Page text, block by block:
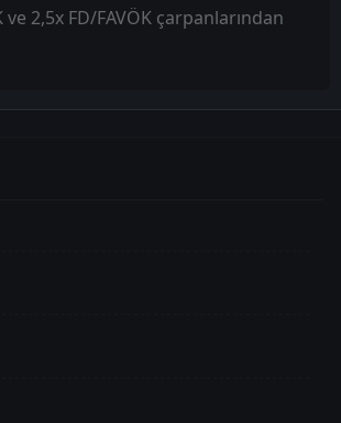
2,5x FD/FAVÖK çarpanlarından